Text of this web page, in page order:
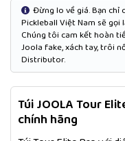
Đừng lo về giá. Bạn chỉ
Pickleball Việt Nam sẽ gọi
Chúng tôi cam kết hoàn
Joola fake, xách tay, trôi
Distributor.
Túi JOOLA Tour
chính hãng